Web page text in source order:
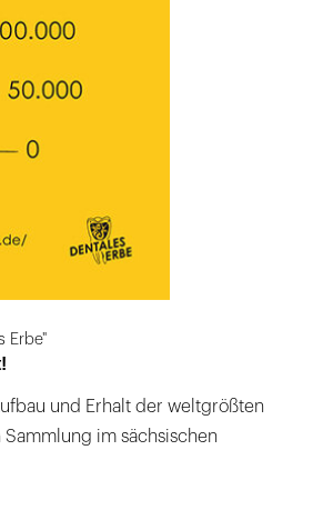
Erbe"
und Erhalt der weltgrößten
im sächsischen